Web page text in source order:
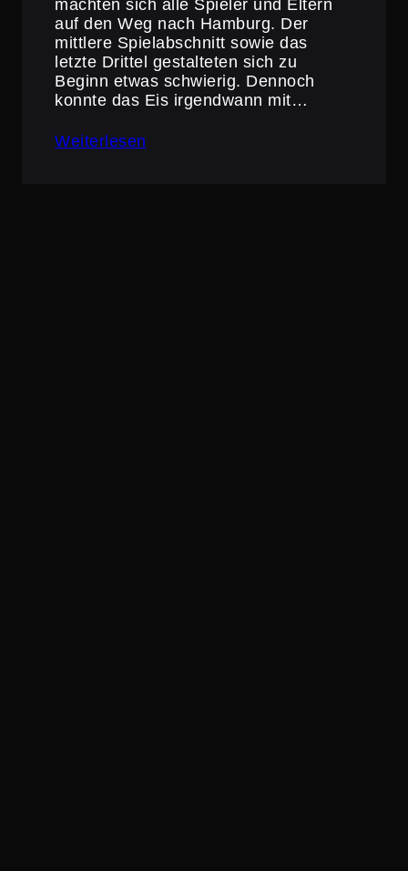
machten sich alle Spieler und Eltern
auf den Weg nach Hamburg. Der
mittlere Spiel­ab­schnitt sowie das
letzte Drittel gestal­teten sich zu
Beginn etwas schwierig. Dennoch
konnte das Eis irgend­wann mit…
Weiterlesen